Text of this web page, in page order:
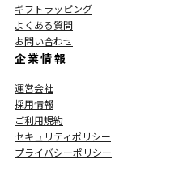
ギフトラッピング
よくある質問
お問い合わせ
企業情報
運営会社
採用情報
ご利用規約
セキュリティポリシー
プライバシーポリシー